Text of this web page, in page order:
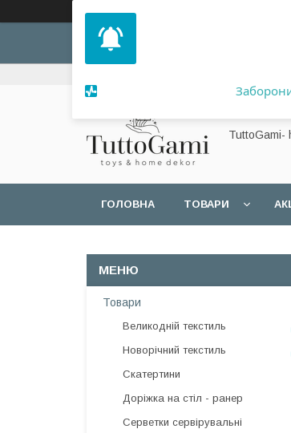
TuttoGami-
ГОЛОВНА ТОВАРИ
Товари
Великодній текстиль
Новорічний текстиль
Скатертини
Доріжка на стіл - ранер
Серветки сервірувальні